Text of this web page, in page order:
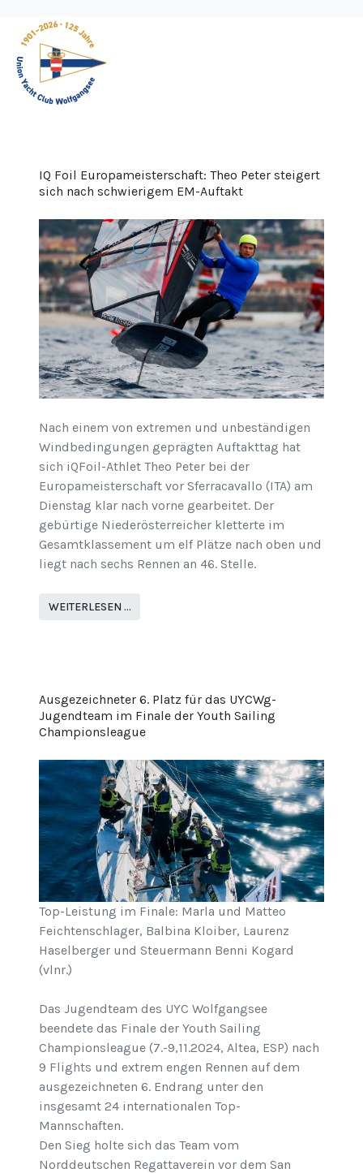
IQ Foil Europameisterschaft: Theo Peter steigert
sich nach schwierigem EM-Auftakt
Nach einem von extremen und unbeständigen
Windbedingungen geprägten Auftakttag hat
sich iQFoil-Athlet Theo Peter bei der
Europameisterschaft vor Sferracavallo (ITA) am
Dienstag klar nach vorne gearbeitet. Der
gebürtige Niederösterreicher kletterte im
Gesamtklassement um elf Plätze nach oben und
liegt nach sechs Rennen an 46. Stelle.
WEITERLESEN …
Ausgezeichneter 6. Platz für das UYCWg-
Jugendteam im Finale der Youth Sailing
Championsleague
Top-Leistung im Finale: Marla und Matteo
Feichtenschlager, Balbina Kloiber, Laurenz
Haselberger und Steuermann Benni Kogard
(vlnr.)
Das Jugendteam des UYC Wolfgangsee
beendete das Finale der Youth Sailing
Championsleague (7.-9,11.2024, Altea, ESP) nach
9 Flights und extrem engen Rennen auf dem
ausgezeichneten 6. Endrang unter den
insgesamt 24 internationalen Top-
Mannschaften.
Den Sieg holte sich das Team vom
Norddeutschen Regattaverein vor dem San